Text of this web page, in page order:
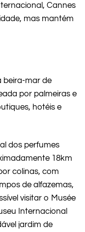
Cannes
mas mantém
beira-mar de
por palmeiras e
hotéis e
dos perfumes
18km
colinas, com
de alfazemas,
visitar o Musée
Internacional
jardim de